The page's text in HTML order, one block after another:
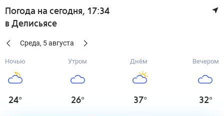
Погода на сегодня, 17:34
в Делисьясе
Среда, 5августа
Ночью
24°
Утром
26°
Днём
37°
Вечером
32°